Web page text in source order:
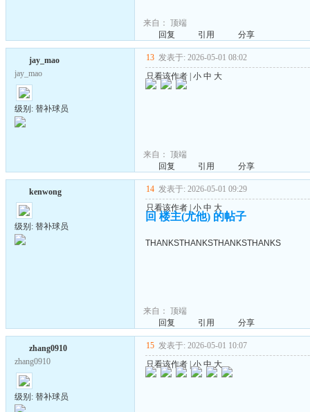
来自： 顶端
回复
引用 分享
jay_mao
jay_mao
级别: 替补球员
13 发表于: 2026-05-01 08:02
只看该作者 小 中 大
来自： 顶端
回复
引用 分享
kenwong
级别: 替补球员
14 发表于: 2026-05-01 09:29
只看该作者 小 中 大
回 楼主(尤他) 的帖子
THANKSTHANKSTHANKSTHANKS
来自： 顶端
回复
引用 分享
zhang0910
zhang0910
级别: 替补球员
15 发表于: 2026-05-01 10:07
只看该作者 |小 中 大